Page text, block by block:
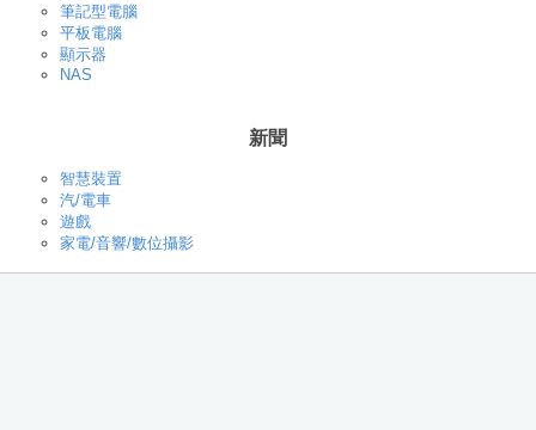
筆記型電腦
平板電腦
顯示器
NAS
新聞
智慧裝置
汽/電車
遊戲
家電/音響/數位攝影